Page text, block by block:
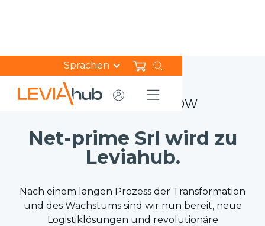
Sprachen
THE CHANGE IS NOW
Net-prime Srl wird zu
Leviahub.
Nach einem langen Prozess der Transformation
und des Wachstums sind wir nun bereit, neue
Logistiklösungen und revolutionäre